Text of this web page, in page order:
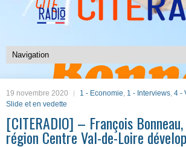
19 novembre 2020 1 - Economie, 1 - Interviews, 4 -
Slide et en vedette
[CITERADIO] – François
région Centre Val-de-Loire